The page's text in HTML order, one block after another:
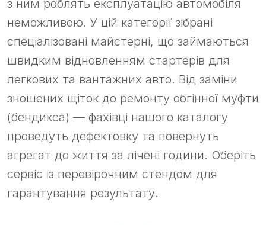
з ним роблять експлуатацію автомобіля
неможливою. У цій категорії зібрані
спеціалізовані майстерні, що займаються
швидким відновленням стартерів для
легкових та вантажних авто. Від заміни
зношених щіток до ремонту обгінної муфти
(бендикса) — фахівці нашого каталогу
проведуть дефектовку та повернуть
агрегат до життя за лічені години. Оберіть
сервіс із перевірочним стендом для
гарантування результату.